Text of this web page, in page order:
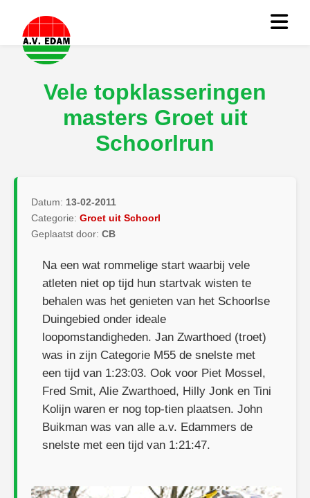
Vele topklasseringen
masters Groet uit
Schoorlrun
Datum: 13-02-2011
Categorie: Groet uit Schoorl
Geplaatst door: CB
Na een wat rommelige start waarbij vele
atleten niet op tijd hun startvak wisten te
behalen was het genieten van het Schoorlse
Duingebied onder ideale
loopomstandigheden. Jan Zwarthoed (troet)
was in zijn Categorie M55 de snelste met
een tijd van 1:23:03. Ook voor Piet Mossel,
Fred Smit, Alie Zwarthoed, Hilly Jonk en Tini
Kolijn waren er nog top-tien plaatsen. John
Buikman was van alle a.v. Edammers de
snelste met een tijd van 1:21:47.